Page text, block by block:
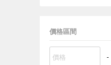
價格區間
-